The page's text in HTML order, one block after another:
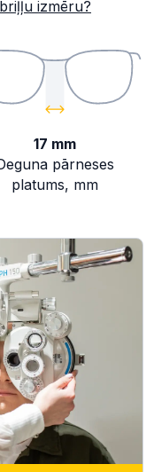
izmēru?
17 mm
pārneses
platums, mm